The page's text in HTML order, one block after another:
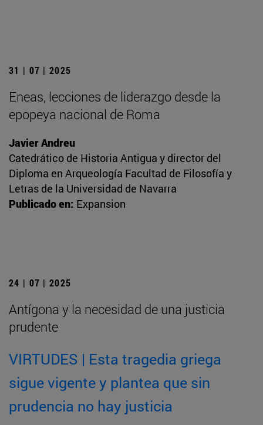
31 | 07 | 2025
Eneas, lecciones de liderazgo desde la
epopeya nacional de Roma
Javier Andreu
Catedrático de Historia Antigua y director del
Diploma en Arqueología Facultad de Filosofía y
Letras de la Universidad de Navarra
Publicado en: Expansion
24 | 07 | 2025
Antígona y la necesidad de una justicia
prudente
VIRTUDES | Esta tragedia griega
sigue vigente y plantea que sin
prudencia no hay justicia